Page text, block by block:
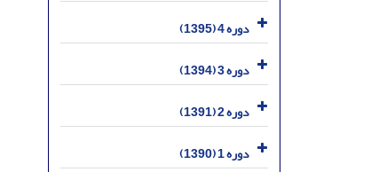
دوره 4 (1395)
دوره 3 (1394)
دوره 2 (1391)
دوره 1 (1390)